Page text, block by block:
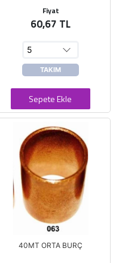
Fiyat
60,67 TL
TAKIM
Sepete Ekle
40MT ORTA BURÇ